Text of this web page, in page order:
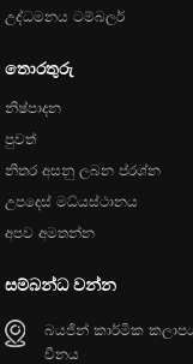
උද්ධමනය ටම්බලර්
තොරතුරු
නිෂ්පාදන
පුවත්
නිතර අසනු ලබන ප්රශ්න
උපදෙස් මධ්යස්ථානය
අපව අමතන්න
සම්බන්ධ වන්න
බයජින් කාර්මික
චීනය